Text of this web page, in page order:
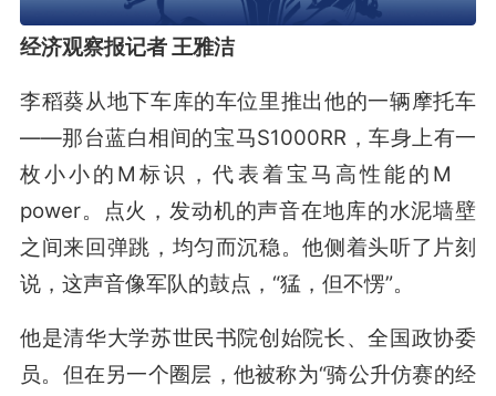
经济观察报记者 王雅洁
李稻葵从地下车库的车位里推出他的一辆摩托车
——那台蓝白相间的宝马S1000RR，车身上有一
枚小小的M标识，代表着宝马高性能的M
power。点火，发动机的声音在地库的水泥墙壁
之间来回弹跳，均匀而沉稳。他侧着头听了片刻
说，这声音像军队的鼓点，“猛，但不愣”。
他是清华大学苏世民书院创始院长、全国政协委
员。但在另一个圈层，他被称为“骑公升仿赛的经